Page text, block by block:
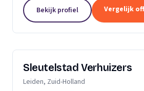
al uw verhuizingen. Met ons team
Bekijk profiel Vergelijk
Sleutelstad Verhuizers
Leiden, Zuid-Holland